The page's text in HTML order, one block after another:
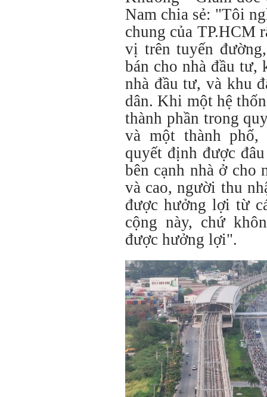
Nam chia sẻ: "Tôi
chung của TP.HCM
vị trên tuyến
bán cho nhà đầu tư,
nhà đầu tư, và khu
dân. Khi một hệ
thành phần trong
và một thành
quyết định được
bên cạnh nhà ở cho
và cao, người thu
được hưởng lợi từ
cộng này, chứ
được hưởng lợi".